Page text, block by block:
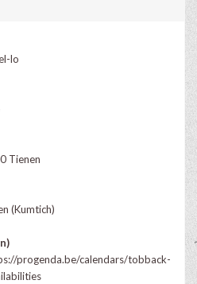
lo
Tienen
(Kumtich)
progenda.be/calendars/tobback-